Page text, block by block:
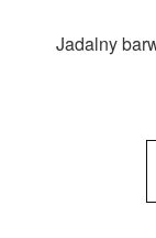
Jadalny